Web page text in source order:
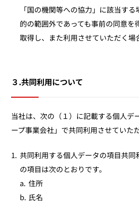
「国の機関等への協力」に該当す
的の範囲外であっても事前の同意を
取得し、また利用させていただく場
３.共同利用について
当社は、次の（１）に記載する個人デ
ープ事業会社」で共同利用させていた
1. 共同利用する個人データの項目共同
の項目は次のとおりです。
a. 住所
b. 氏名